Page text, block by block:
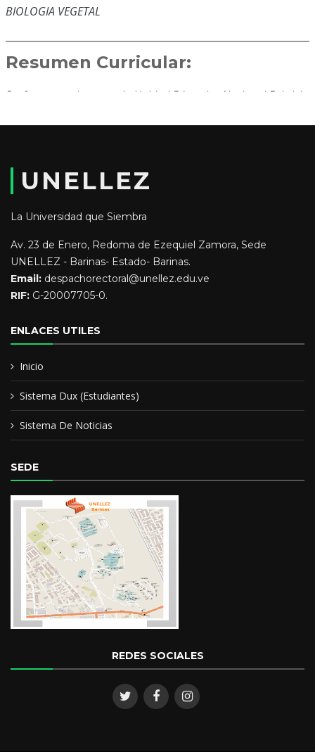
BIOLOGIA VEGETAL
Resumen Curricular:
Profesora por horas en la Unidad Educativa Nacional Fabricio
horas en la Unidad Educativa Nacional Fernando Delgado
MSc. Orientación de la Conducta
UNELLEZ
La Universidad que Siembra
Av. 23 de Enero, Redoma de Ezequiel Zamora, Sede
UNELLEZ - Barinas- Estado- Barinas.
Email: despachorectoral@unellez.edu.ve
RIF: G-20007705-0.
ENLACES UTILES
Inicio
Sistema Dux (Estudiantes)
Sistema De Noticias
SEDE
REDES SOCIALES